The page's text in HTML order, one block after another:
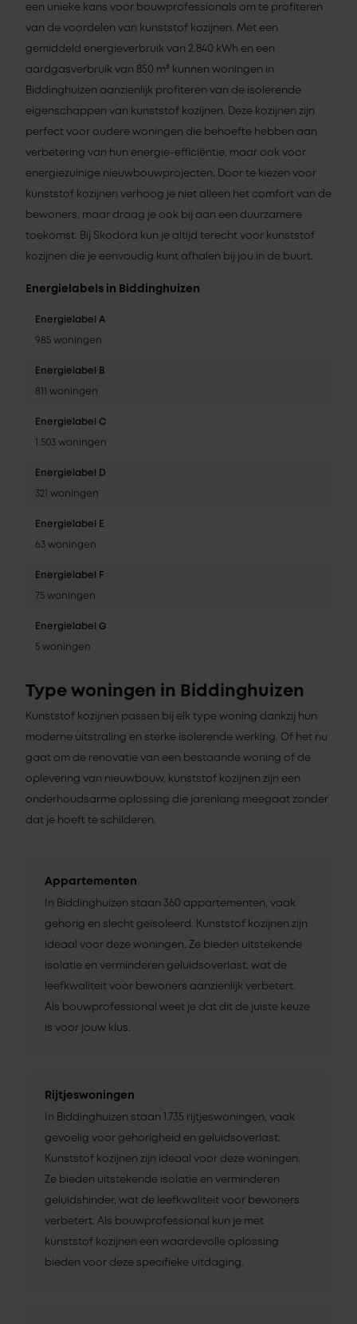
een unieke kans voor bouwprofessionals om te profiteren
van de voordelen van kunststof kozijnen. Met een
gemiddeld energieverbruik van 2.840 kWh en een
aardgasverbruik van 850 m³ kunnen woningen in
Biddinghuizen aanzienlijk profiteren van de isolerende
eigenschappen van kunststof kozijnen. Deze kozijnen zijn
perfect voor oudere woningen die behoefte hebben aan
verbetering van hun energie-efficiëntie, maar ook voor
energiezuinige nieuwbouwprojecten. Door te kiezen voor
kunststof kozijnen verhoog je niet alleen het comfort van de
bewoners, maar draag je ook bij aan een duurzamere
toekomst. Bij Skodora kun je altijd terecht voor kunststof
kozijnen die je eenvoudig kunt afhalen bij jou in de buurt.
Energielabels in Biddinghuizen
Energielabel A
985 woningen
Energielabel B
811 woningen
Energielabel C
1.503 woningen
Energielabel D
321 woningen
Energielabel E
63 woningen
Energielabel F
75 woningen
Energielabel G
5 woningen
Type woningen in Biddinghuizen
Kunststof kozijnen passen bij elk type woning dankzij hun
moderne uitstraling en sterke isolerende werking. Of het nu
gaat om de renovatie van een bestaande woning of de
oplevering van nieuwbouw, kunststof kozijnen zijn een
onderhoudsarme oplossing die jarenlang meegaat zonder
dat je hoeft te schilderen.
Appartementen
In Biddinghuizen staan 360 appartementen, vaak
gehorig en slecht geïsoleerd. Kunststof kozijnen zijn
ideaal voor deze woningen. Ze bieden uitstekende
isolatie en verminderen geluidsoverlast, wat de
leefkwaliteit voor bewoners aanzienlijk verbetert.
Als bouwprofessional weet je dat dit de juiste keuze
is voor jouw klus.
Rijtjeswoningen
In Biddinghuizen staan 1.735 rijtjeswoningen, vaak
gevoelig voor gehorigheid en geluidsoverlast.
Kunststof kozijnen zijn ideaal voor deze woningen.
Ze bieden uitstekende isolatie en verminderen
geluidshinder, wat de leefkwaliteit voor bewoners
verbetert. Als bouwprofessional kun je met
kunststof kozijnen een waardevolle oplossing
bieden voor deze specifieke uitdaging.